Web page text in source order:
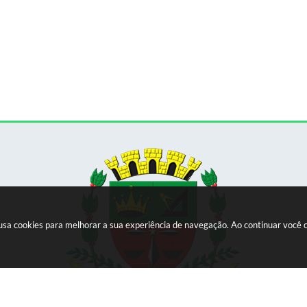
cookies para melhorar a sua experiência de navegação. Ao continuar você